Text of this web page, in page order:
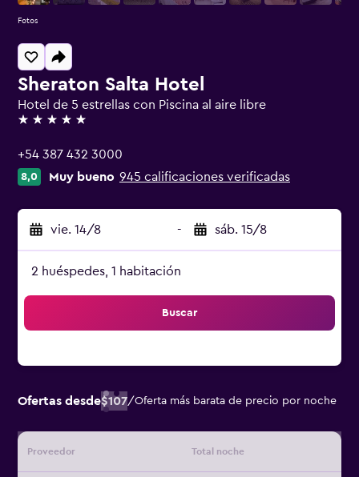
Sheraton Salta Hotel
Hotel de 5 estrellas con Piscina al aire libre
5 estrellas
+54 387 432 3000
8,0 Muy bueno 945 calificaciones verificadas
vie. 14/8 - sáb. 15/8
2 huéspedes, 1 habitación
Buscar
Ofertas desde$107/Oferta más barata de precio por noche
Proveedor Total noche
Fotos